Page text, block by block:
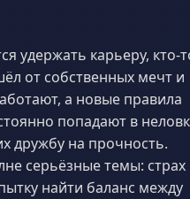
удержать карьеру, кто-
от собственных мечт и
а новые правила
попадают в
дружбу на прочность.
серьёзные темы: страх
найти баланс между